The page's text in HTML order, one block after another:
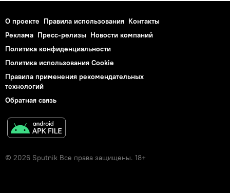
О проекте Правила использования Контакты
Реклама Пресс-релизы Новости компаний
Политика конфиденциальности
Политика использования Cookie
Правила применения рекомендательных
технологий
Обратная связь
© 2026 Sputnik Все права защищены. 18+